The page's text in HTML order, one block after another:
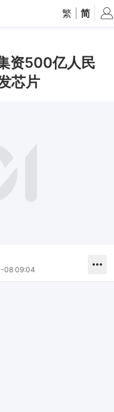
繁 简
资500亿人民
芯片
08 09:04